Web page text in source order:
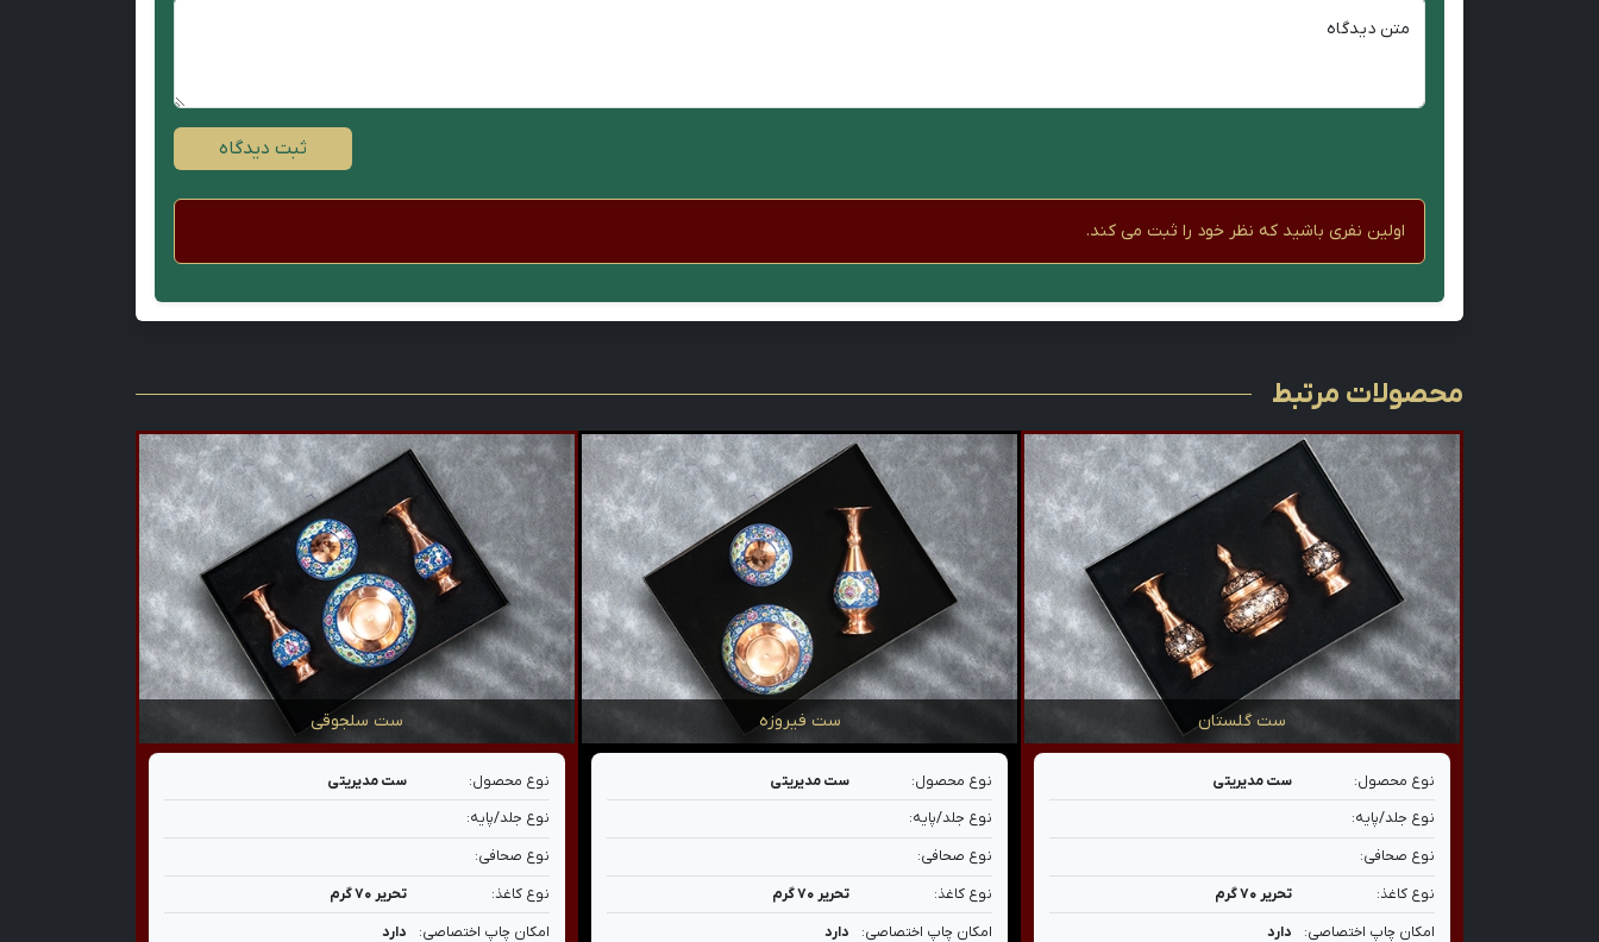
متن دیدگاه
ثبت دیدگاه
اولین نفری باشید که نظر خود را ثبت می کند.
محصولات مرتبط
ست گلستان
نوع محصول:
ست مدیریتی
نوع جلد/پایه:
نوع صحافی:
نوع کاغذ:
تحریر ۷۰ گرم
امکان چاپ اختصاصی:
دارد
ست فیروزه
نوع محصول:
ست مدیریتی
نوع جلد/پایه:
نوع صحافی:
نوع کاغذ:
تحریر ۷۰ گرم
امکان چاپ اختصاصی:
دارد
ست سلجوقی
نوع محصول:
ست مدیریتی
نوع جلد/پایه:
نوع صحافی:
نوع کاغذ:
تحریر ۷۰ گرم
امکان چاپ اختصاصی:
دارد